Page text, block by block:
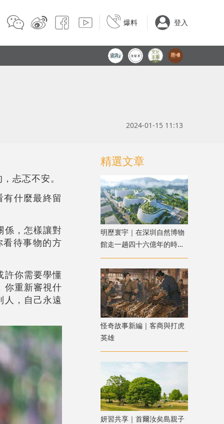
爆料 登入
2024-01-15 11:13
忐忑不安。
什麼最終留
係，怎樣讓對
待事物的方
許你需要學懂
你重新審視什
人，自己永遠
精選文章
明歷寰宇｜在深圳自然博物
館走一趟四十六億年的時空
之旅
怪奇故事新編｜客商與打虎
英雄
妍習共享｜首爾汝矣島親子